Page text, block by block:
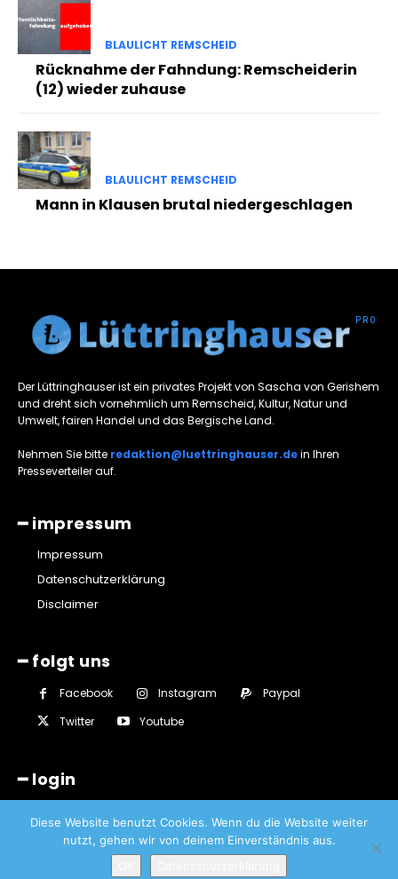
BLAULICHT REMSCHEID
Rücknahme der Fahndung: Remscheiderin
(12) wieder zuhause
BLAULICHT REMSCHEID
Mann in Klausen brutal niedergeschlagen
Der Lüttringhauser ist ein privates Projekt von Sascha von Gerishem
und dreht sich vornehmlich um Remscheid, Kultur, Natur und
Umwelt, fairen Handel und das Bergische Land.
Nehmen Sie bitte redaktion@luettringhauser.dein Ihren
Presseverteiler auf.
━ impressum
Impressum
Datenschutzerklärung
Disclaimer
━ folgt uns
Facebook Instagram
Paypal
Twitter
Youtube
━ login
Diese Website benutzt Cookies. Wenn du die Website weiter
nutzt, gehen wir von deinem Einverständnis aus.